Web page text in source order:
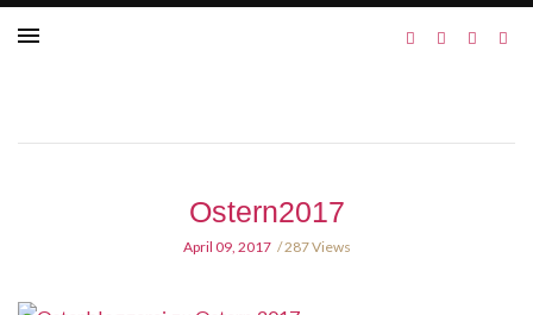
Ostern2017
April 09, 2017 287 Views